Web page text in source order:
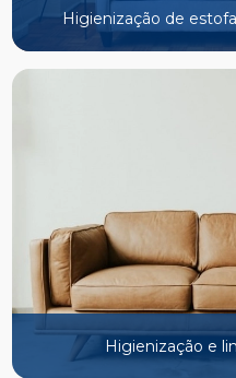
Higienização de
Higienização e